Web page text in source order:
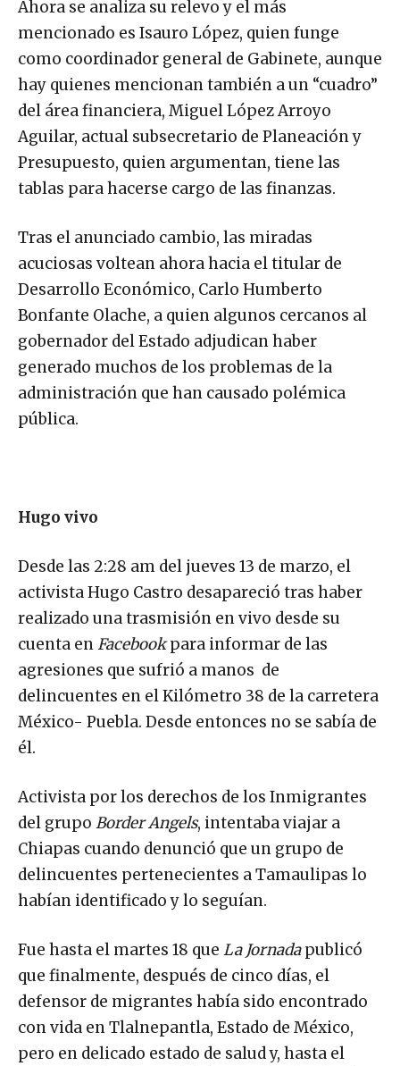
Ahora se analiza su relevo y el más
mencionado es Isauro López, quien funge
como coordinador general de Gabinete, aunque
hay quienes mencionan también a un “cuadro”
del área financiera, Miguel López Arroyo
Aguilar, actual subsecretario de Planeación y
Presupuesto, quien argumentan, tiene las
tablas para hacerse cargo de las finanzas.
Tras el anunciado cambio, las miradas
acuciosas voltean ahora hacia el titular de
Desarrollo Económico, Carlo Humberto
Bonfante Olache, a quien algunos cercanos al
gobernador del Estado adjudican haber
generado muchos de los problemas de la
administración que han causado polémica
pública.
Hugo vivo
Desde las 2:28 am del jueves 13 de marzo, el
activista Hugo Castro desapareció tras haber
realizado una trasmisión en vivo desde su
cuenta enFacebookpara informar de las
agresiones que sufrió a manos de
delincuentes en el Kilómetro 38 de la carretera
México- Puebla. Desde entonces no se sabía de
él.
Activista por los derechos de los Inmigrantes
del grupo Border Angels, intentaba viajar a
Chiapas cuando denunció que un grupo de
delincuentes pertenecientes a Tamaulipas lo
habían identificado y lo seguían.
Fue hasta el martes 18 que La Jornadapublicó
que finalmente, después de cinco días, el
defensor de migrantes había sido encontrado
con vida en Tlalnepantla, Estado de México,
pero en delicado estado de salud y, hasta el